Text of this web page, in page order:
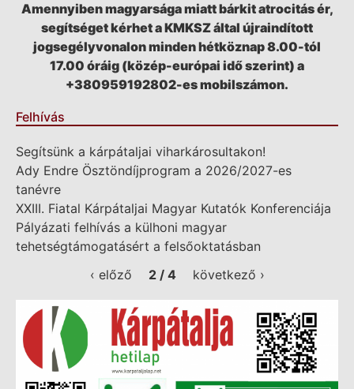
Amennyiben magyarsága miatt bárkit atrocitás ér,
segítséget kérhet a KMKSZ által újraindított
jogsegélyvonalon minden hétköznap 8.00-tól
17.00 óráig (közép-európai idő szerint) a
+380959192802-es mobilszámon.
Felhívás
Segítsünk a kárpátaljai viharkárosultakon!
Ady Endre Ösztöndíjprogram a 2026/2027-es
tanévre
XXIII. Fiatal Kárpátaljai Magyar Kutatók Konferenciája
Pályázati felhívás a külhoni magyar
tehetségtámogatásért a felsőoktatásban
‹ előző
2 / 4 következő ›